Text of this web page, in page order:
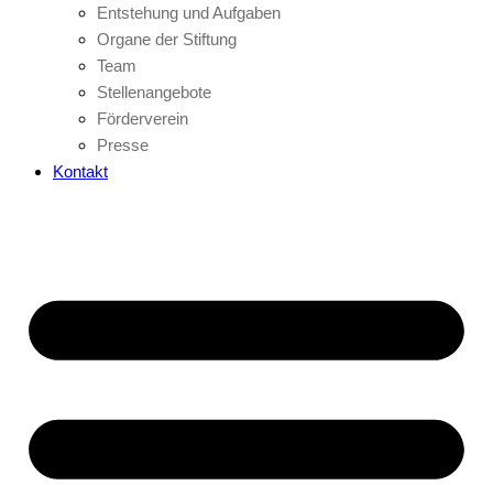
Entstehung und Aufgaben
Organe der Stiftung
Team
Stellenangebote
Förderverein
Presse
Kontakt